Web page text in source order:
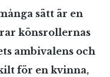
sätt är en
könsrollernas
ambivalens och
för en kvinna,